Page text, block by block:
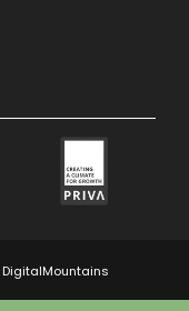
DigitalMountains